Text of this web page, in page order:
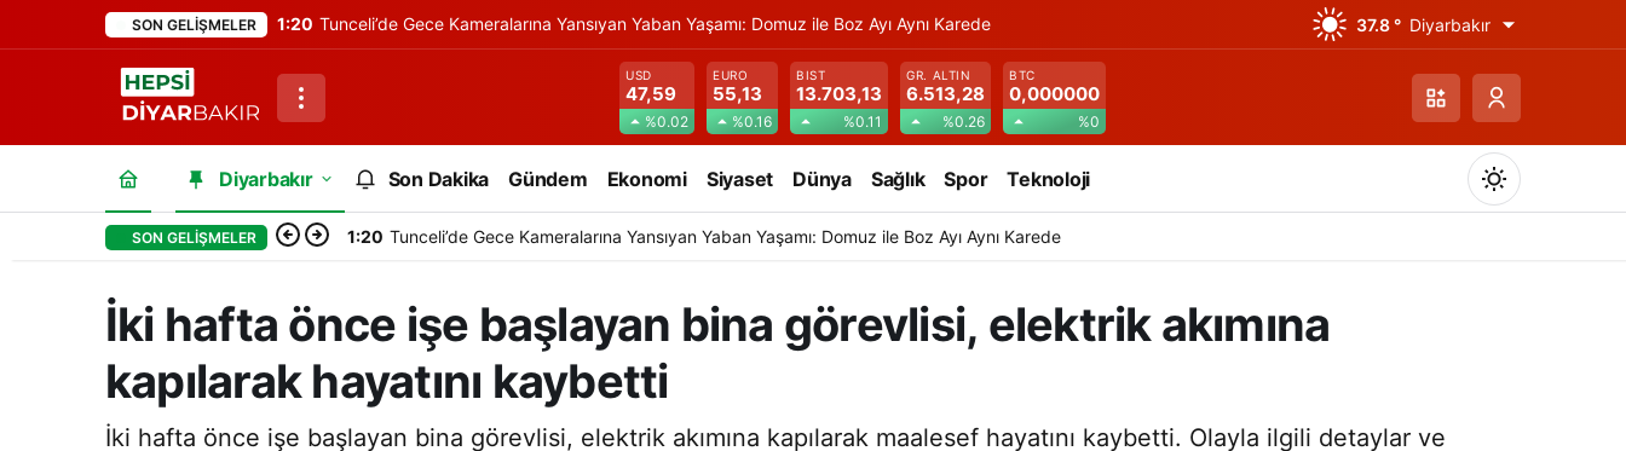
SON GELIŞMELER 1:20 Tunceli’de Gece Kameralarına Yansıyan Yaban Yaşamı: Domuz ile Boz Ayı Aynı Karede 37.8 ° Diyarbakır
USD
47,59
%0.02
EURO
55,13
%0.16
BIST
13.703,13
%0.11
GR. ALTIN
6.513,28
%0.26
BTC
0,000000
%0
Diyarbakır Son Dakika Gündem Ekonomi Siyaset Dünya Sağlık Spor Teknoloji
SON GELIŞMELER 1:20 Tunceli’de Gece Kameralarına Yansıyan Yaban Yaşamı: Domuz ile Boz Ayı Aynı Karede
İki hafta önce işe başlayan bina görevlisi, elektrik akımına
kapılarak hayatını kaybetti
İki hafta önce işe başlayan bina görevlisi, elektrik akımına kapılarak maalesef hayatını kaybetti. Olayla ilgili detaylar ve